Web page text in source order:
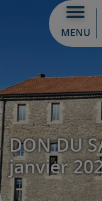
MENU
DON DU
janvier